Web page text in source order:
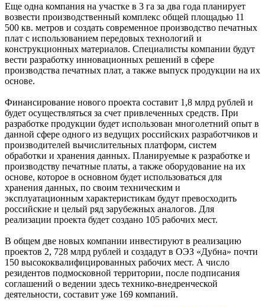
Еще одна компания на участке в 3 га за два года планирует
возвести производственный комплекс общей площадью 11
500 кв. метров и создать современное производство печатных
плат с использованием передовых технологий и
конструкционных материалов. Специалисты компании будут
вести разработку инновационных решений в сфере
производства печатных плат, а также выпуск продукции на их
основе.
Финансирование нового проекта составит 1,8 млрд рублей и
будет осуществляться за счет привлеченных средств. При
разработке продукции будет использован многолетний опыт в
данной сфере одного из ведущих российских разработчиков и
производителей вычислительных платформ, систем
обработки и хранения данных. Планируемые к разработке и
производству печатные платы, а также оборудование на их
основе, которое в основном будет использоваться для
хранения данных, по своим техническим и
эксплуатационным характеристикам будут превосходить
российские и целый ряд зарубежных аналогов. Для
реализации проекта будет создано 105 рабочих мест.
В общем две новых компании инвестируют в реализацию
проектов 2, 728 млрд рублей и создадут в ОЭЗ «Дубна» почти
150 высококвалифицированных рабочих мест. А число
резидентов подмосковной территории, после подписания
соглашений о ведении здесь технико-внедренческой
деятельности, составит уже 169 компаний.